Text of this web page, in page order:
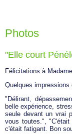
Photos
"Elle court
Félicitations à
Quelques impressions
"Délirant,
belle expérience,
seule devant un vrai
vous toutes.",
c'était fatigant. Bon